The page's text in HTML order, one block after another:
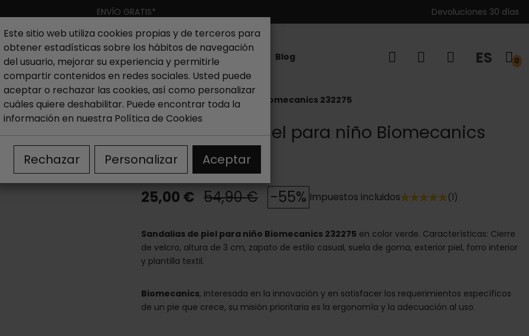
ENVÍO GRATIS* Devoluciones 30 días
Hombre Niño Nueva colección Outlet Marcas Blog ES 0
Outlet Sandalias niño Sandalias de piel para niño Biomecanics 232275
Sandalias de piel para niño Biomecanics
232275
25,00 € 54,90 € -55% Impuestos incluidos (1)
Sandalias de piel para niño Biomecanics 232275 en color verde. Características: Cierre
de velcro, altura de 3 cm, zapato de estilo casual, suela de goma, exterior piel, forro interior
y plantilla textil.
Biomecanics, interesada en la innovación y en satisfacer los requerimientos específicos
de un pie que crece, su misión prioritaria es la ergonomía y la adecuación al uso.
Este sitio web utiliza cookies propias y de terceros para
obtener estadísticas sobre los hábitos de navegación
del usuario, mejorar su experiencia y permitirle
compartir contenidos en redes sociales. Usted puede
aceptar o rechazar las cookies, así como personalizar
cuáles quiere deshabilitar. Puede encontrar toda la
información en nuestra Política de Cookies
Rechazar Personalizar Aceptar